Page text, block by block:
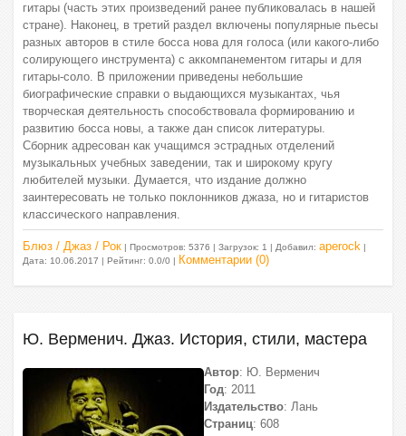
гитары (часть этих произведений ранее публиковалась в нашей
стране). Наконец, в третий раздел включены популярные пьесы
разных авторов в стиле босса нова для голоса (или какого-либо
солирующего инструмента) с аккомпанементом гитары и для
гитары-соло. В приложении приведены небольшие
биографические справки о выдающихся музыкантах, чья
творческая деятельность способствовала формированию и
развитию босса новы, а также дан список литературы.
Сборник адресован как учащимся эстрадных отделений
музыкальных учебных заведении, так и широкому кругу
любителей музыки. Думается, что издание должно
заинтересовать не только поклонников джаза, но и гитаристов
классического направления.
Блюз / Джаз / Рок | Просмотров: 5376 | Загрузок: 1 | Добавил: aperock |
Дата: 10.06.2017 | Рейтинг: 0.0/0 | Комментарии (0)
Ю. Верменич. Джаз. История, стили, мастера
Автор: Ю. Верменич
Год: 2011
Издательство: Лань
Страниц: 608